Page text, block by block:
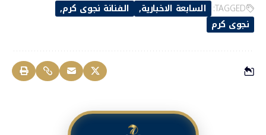
TAGGED: السابعة الاخبارية
الفنانة نجوى كرم
نجوى كرم